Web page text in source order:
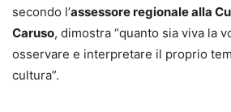
secondo l’assessore regionale alla
Caruso, dimostra “quanto sia viva la
osservare e interpretare il proprio
cultura”.